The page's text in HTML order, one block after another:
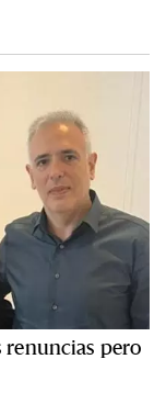
renuncias pero